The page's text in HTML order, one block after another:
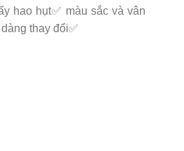
hao hụt✅ màu sắc và vân
thay đổi✅